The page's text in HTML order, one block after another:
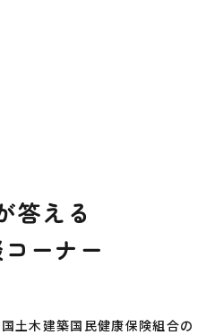
答える
ーナー
土木建築国民健康保険組合の